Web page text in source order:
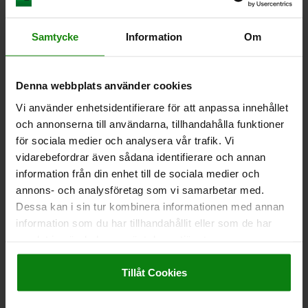
Samtycke Information Om
Denna webbplats använder cookies
Vi använder enhetsidentifierare för att anpassa innehållet
och annonserna till användarna, tillhandahålla funktioner
för sociala medier och analysera vår trafik. Vi
vidarebefordrar även sådana identifierare och annan
information från din enhet till de sociala medier och
annons- och analysföretag som vi samarbetar med.
Dessa kan i sin tur kombinera informationen med annan
information som du har tillhandahållit eller som de har
Impressum|Dataskydd|AGB
Tillåt Cookies
TOE CLAMP ADJUSTABLE, FORM:B , L=137, B=40, QT
STEEL BLACK OXIDISED, COMP:QT STEEL TEMPERED
LENGTH=137
L1=30 L2=17,5 F1 KN=11,7 M1 NM=32
04470-05-93116030
kr2,951.12
plus sales tax
plus shipping costs
DETAILS